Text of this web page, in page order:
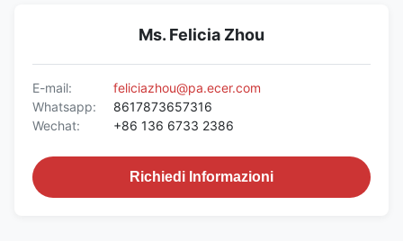
Ms. Felicia Zhou
E-mail:
feliciazhou@pa.ecer.com
Whatsapp:
8617873657316
Wechat:
+86 136 6733 2386
Richiedi Informazioni